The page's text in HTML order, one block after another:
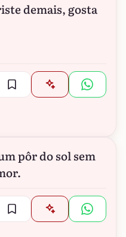
demais, gosta
pôr do sol sem